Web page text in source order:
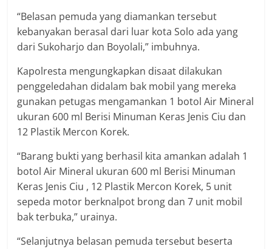
“Belasan pemuda yang diamankan tersebut
kebanyakan berasal dari luar kota Solo ada yang
dari Sukoharjo dan Boyolali,” imbuhnya.
Kapolresta mengungkapkan disaat dilakukan
penggeledahan didalam bak mobil yang mereka
gunakan petugas mengamankan 1 botol Air Mineral
ukuran 600 ml Berisi Minuman Keras Jenis Ciu dan
12 Plastik Mercon Korek.
“Barang bukti yang berhasil kita amankan adalah 1
botol Air Mineral ukuran 600 ml Berisi Minuman
Keras Jenis Ciu , 12 Plastik Mercon Korek, 5 unit
sepeda motor berknalpot brong dan 7 unit mobil
bak terbuka,” urainya.
“Selanjutnya belasan pemuda tersebut beserta